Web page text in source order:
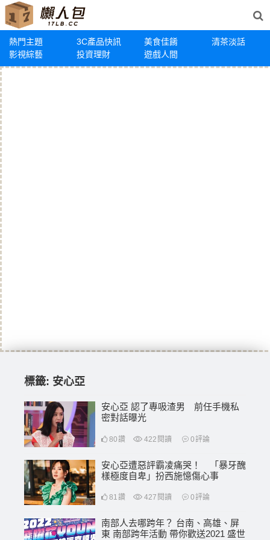
熱門主題 3C產品快訊 美食佳餚
清茶淡話
影視綜藝
投資理財 遊戲人間
標籤: 安心亞
安心亞 認了專吸渣男 前任手機私
密對話曝光
80讚 422 閱讀 0評論
安心亞遭惡評霸凌痛哭！ 「暴牙醜
樣極度自卑」扮西施憶傷心事
81讚 427 閱讀 0評論
南部人去哪跨年？ 台南、高雄、屏
東 南部跨年活動 帶你歡送2021 盛世